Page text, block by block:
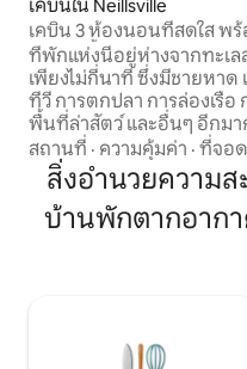
เคบินใน Neillsville
เคบิน 3 ห้องนอนที่สดใส พ
และบ่อน้ำ
ที่พักแห่งนี้อยู่ห่างจากทะเล
เพียงไม่กี่นาที ซึ่งมีชายหาด
ทีวี การตกปลา การล่องเรือ
พื้นที่ล่าสัตว์ และอื่นๆ อีกมา
เส้นทาง ATV/UTV และสโนว์
โดยตรง! ห้องนอน 2 ห้องพร้อมเตียงควีน
ไซส์; เตียงคิงไซส์ 1 เตียง เตี
เตียง และฟูกในห้องลอฟท์ เรือคายัคแบบ
สถานที่ · ความคุ้มค่า · ที่จอ
สิ่งอำนวยความ
บ้านพักตากอากา